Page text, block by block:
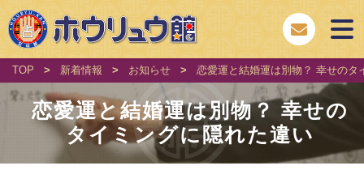
TOP > 新着情報 > お知らせ > 恋愛運と結婚運は別物？ 幸せのタ
恋愛運と結婚運は別物？ 幸せの
タイミングに隠れた違い